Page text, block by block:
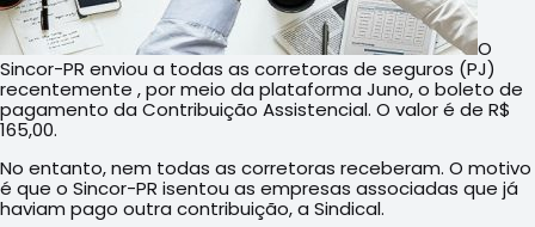
O
Sincor-PR enviou a todas as corretoras de seguros (PJ)
recentemente , por meio da plataforma Juno, o boleto de
pagamento da Contribuição Assistencial. O valor é de R$
165,00.
No entanto, nem todas as corretoras receberam. O motivo
é que o Sincor-PR isentou as empresas associadas que já
haviam pago outra contribuição, a Sindical.